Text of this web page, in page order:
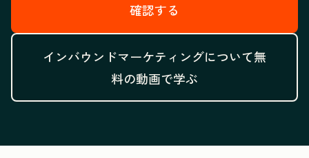
確認する
インバウンドマーケティングについて無
料の動画で学ぶ